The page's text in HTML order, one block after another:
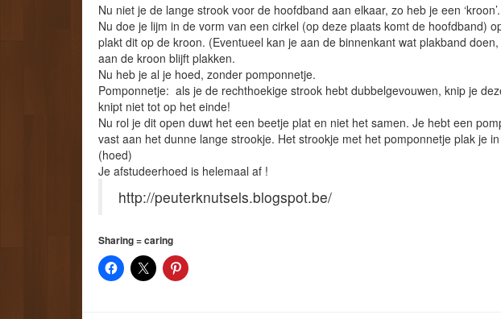
Nu niet je de lange strook voor de hoofdband aan elkaar, zo heb je een ‘kroon’.
Nu doe je lijm in de vorm van een cirkel (op deze plaats komt de hoofdband)
plakt dit op de kroon. (Eventueel kan je aan de binnenkant wat plakband
aan de kroon blijft plakken.
Nu heb je al je hoed, zonder pomponnetje.
Pomponnetje: als je de rechthoekige strook hebt dubbelgevouwen, knip je
knipt niet tot op het einde!
Nu rol je dit open duwt het een beetje plat en niet het samen. Je hebt een
vast aan het dunne lange strookje. Het strookje met het pomponnetje plak je in
(hoed)
Je afstudeerhoed is helemaal af !
http://peuterknutsels.blogspot.be/
Sharing = caring